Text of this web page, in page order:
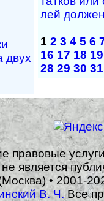
двух
лей
1 2 3 4 5 6
16 17 18 19
28 29 30 31
правовые
является
• 2001-
В. Ч.Все